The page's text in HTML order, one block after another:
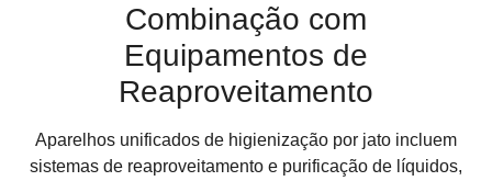
Combinação com
Equipamentos de
Reaproveitamento
Aparelhos unificados de higienização por jato incluem
sistemas de reaproveitamento e purificação de líquidos,